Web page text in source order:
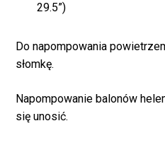
29.5”)
Do napompowania
słomkę.
Napompowanie balonów
się unosić.